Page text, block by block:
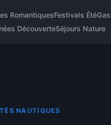
RomantiquesFestivals Été
DécouverteSéjours Nature
NAUTIQUES